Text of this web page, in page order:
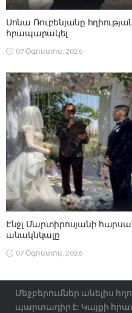
Սոնա Ռուբենյանը
հրապարակել
07 Օգոստոս, 2026
Էնջլ Մարտիրոսյանի
անակնկալը
07 Օգոստոս, 2026
Մեջբերումներ անելիս
պարտադիր է: Կայքի